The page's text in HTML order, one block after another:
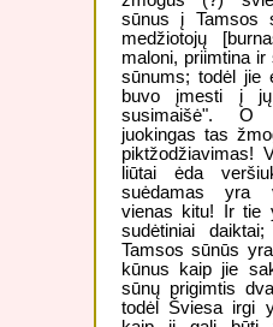
sūnus į Tamsos
medžiotojų
maloni, priimtina
sūnums; todėl jie
buvo įmesti į
susimaišė". O
juokingas tas
piktžodžiavimas!
liūtai ėda
suėdamas yra
vienas kitu! Ir tie
sudėtiniai
Tamsos sūnūs
kūnus kaip jie
sūnų prigimtis
todėl Šviesa irgi